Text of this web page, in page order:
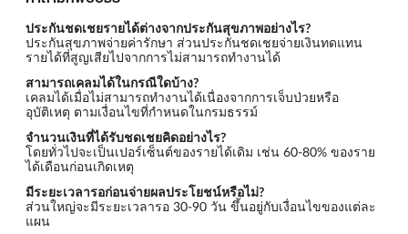
ประกันชดเชยรายได้ต่างจากประกันสุขภาพอย่างไร?
ประกันสุขภาพจ่ายค่ารักษา ส่วนประกันชดเชยจ่ายเงินทดแทน
รายได้ที่สูญเสียไปจากการไม่สามารถทำงานได้
สามารถเคลมได้ในกรณีใดบ้าง?
เคลมได้เมื่อไม่สามารถทำงานได้เนื่องจากการเจ็บป่วยหรือ
อุบัติเหตุ ตามเงื่อนไขที่กำหนดในกรมธรรม์
จำนวนเงินที่ได้รับชดเชยคิดอย่างไร?
โดยทั่วไปจะเป็นเปอร์เซ็นต์ของรายได้เดิม เช่น 60-80% ของราย
ได้เดือนก่อนเกิดเหตุ
มีระยะเวลารอก่อนจ่ายผลประโยชน์หรือไม่?
ส่วนใหญ่จะมีระยะเวลารอ 30-90 วัน ขึ้นอยู่กับเงื่อนไขของแต่ละ
แผน